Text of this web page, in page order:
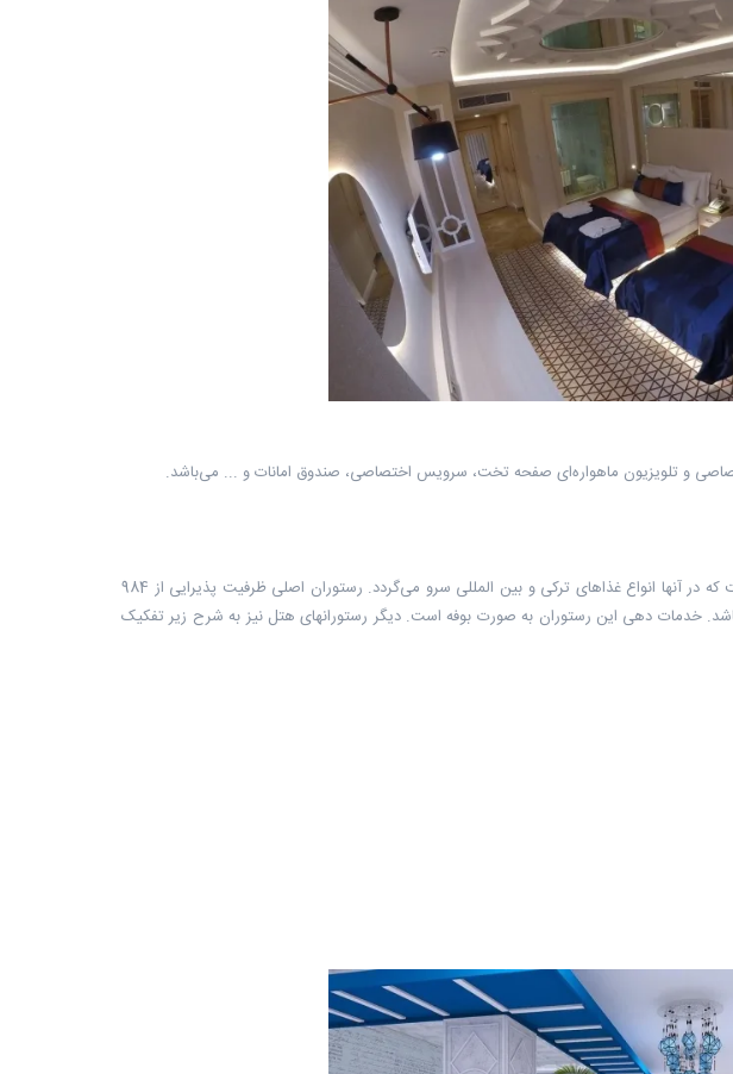
و تلویزیون ماهواره‌ای صفحه تخت، سرویس اختصاصی، صندوق امانات و ... می‌باشد.
این هتل مدرن دارای رستورانها و کافه های اسنک متعددی است که در آنها انواع غذاهای ترکی و بین المللی سرو می‌گردد. رستوران اصلی ظرفیت پذیرایی از 984
رستوران را دارا می‌باشد. خدمات دهی این رستوران به صورت بوفه است. دیگر رستورانهای هتل نیز به شرح زیر تفکیک